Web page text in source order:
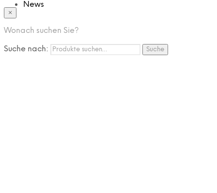
News
App
FAQ
Nutzungbedingungen
Marken
×
Wonach suchen Sie?
Suche nach: Suche